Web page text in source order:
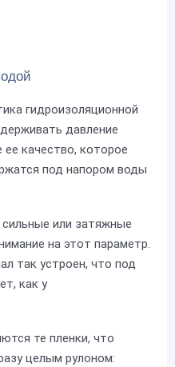
гидроизоляционной
давление
качество, которое
под напором воды
или затяжные
на этот параметр.
так устроен, что под
как у
те пленки, что
целым рулоном: